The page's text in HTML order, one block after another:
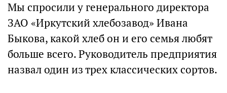
Мы спросили у генерального директора
ЗАО «Иркутский хлебозавод» Ивана
Быкова, какой хлеб он и его семья любят
больше всего. Руководитель предприятия
назвал один из трех классических сортов.